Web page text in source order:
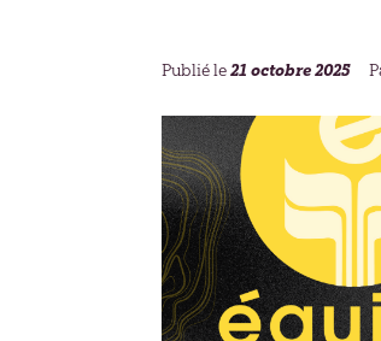
Publié le21 octobre 2025